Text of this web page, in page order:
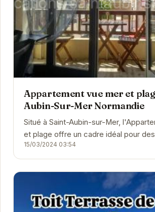
Appartement vue mer et
Aubin-Sur-Mer Normandie
Situé à Saint-Aubin-sur-Mer,
et plage offre un cadre idéal pour
reposantes. Avec un accès direct à
15/03/2024 03:54